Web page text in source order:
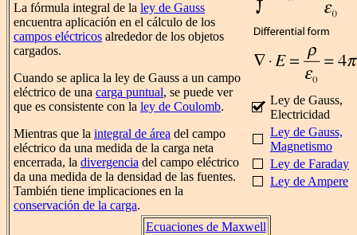
La fórmula integral de la ley de Gauss
encuentra aplicación en el cálculo de los
campos eléctricos alrededor de los objetos
cargados.
Cuando se aplica la ley de Gauss a un campo
eléctrico de una carga puntual, se puede ver
que es consistente con la ley de Coulomb.
Mientras que la integral de área del campo
eléctrico da una medida de la carga neta
encerrada, la divergencia del campo eléctrico
da una medida de la densidad de las fuentes.
También tiene implicaciones en la
conservación de la carga.
Ley de Gauss,
Electricidad
Ley de Gauss,
Magnetismo
Ley de Faraday
Ley de Ampere
Ecuaciones de Maxwell